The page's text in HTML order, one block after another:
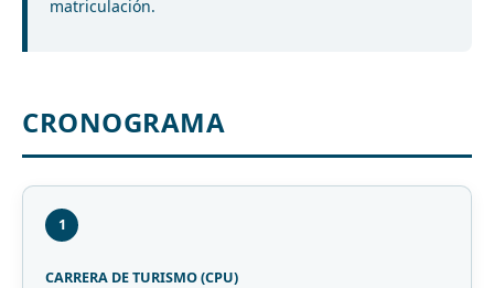
matriculación.
CRONOGRAMA
1
CARRERA DE TURISMO (CPU)